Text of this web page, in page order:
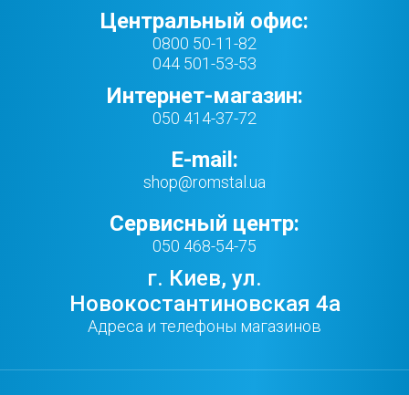
Центральный офис:
0800 50-11-82
044 501-53-53
Интернет-магазин:
050 414-37-72
E-mail:
shop@romstal.ua
Сервисный центр:
050 468-54-75
г. Киев, ул.
Новокостантиновская 4а
Адреса и телефоны магазинов